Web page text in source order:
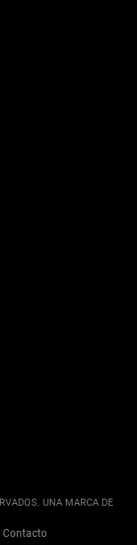
UNA MARCA DE
Contacto